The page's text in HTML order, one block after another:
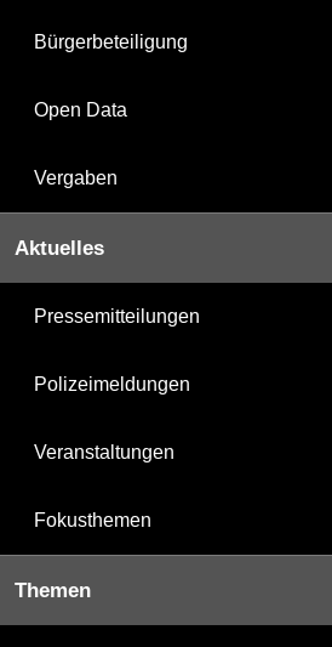
Bürgerbeteiligung
Open Data
Vergaben
Aktuelles
Pressemitteilungen
Polizeimeldungen
Veranstaltungen
Fokusthemen
Themen